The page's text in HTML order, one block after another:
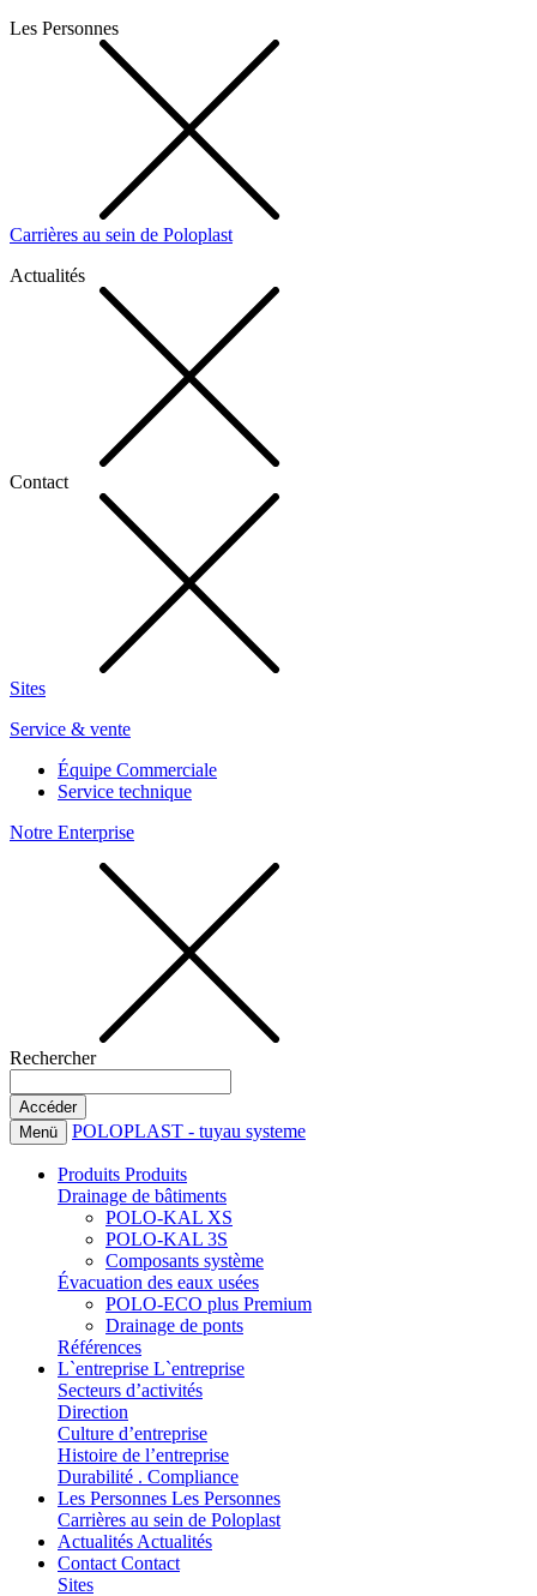
Les Personnes
Carrières au sein de Poloplast
Actualités
Contact
Sites
Service & vente
Équipe Commerciale
Service technique
Notre Enterprise
Rechercher
Menü POLOPLAST - tuyau systeme
Produits Produits
Drainage de bâtiments
POLO-KAL XS
POLO-KAL 3S
Composants système
Évacuation des eaux usées
POLO-ECO plus Premium
Drainage de ponts
Références
L`entreprise L`entreprise
Secteurs d’activités
Direction
Culture d’entreprise
Histoire de l’entreprise
Durabilité . Compliance
Les Personnes Les Personnes
Carrières au sein de Poloplast
Actualités Actualités
Contact Contact
Sites